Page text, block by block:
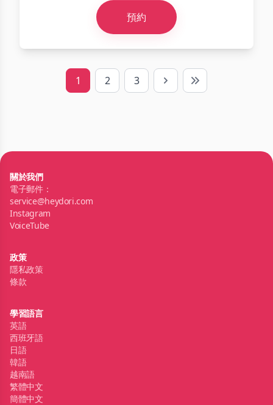
預約
1 2 3 Next Last
關於我們
電子郵件：
service@heydori.com
Instagram
VoiceTube
政策
隱私政策
條款
學習語言
英語
西班牙語
日語
韓語
越南語
繁體中文
簡體中文